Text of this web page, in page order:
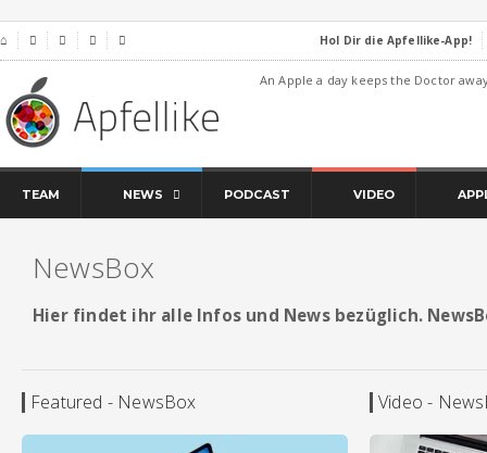
⌂     Hol Dir die Apfellike-App!
An Apple a day keeps the Doctor
TEAM NEWS PODCAST VIDEO
NewsBox
Hier findet ihr alle Infos und News bezüglich.
Featured - NewsBox Video -